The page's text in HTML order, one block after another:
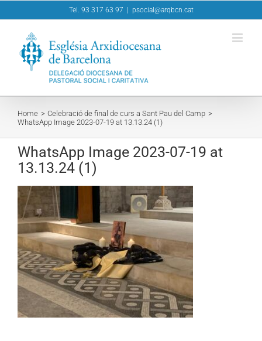
to
Tel. 93 317 63 97 psocial@arqbcn.cat
Home
Celebració de final de curs a Sant Pau del Camp
WhatsApp Image 2023-07-19 at 13.13.24 (1)
WhatsApp Image 2023-07-19 at
13.13.24 (1)